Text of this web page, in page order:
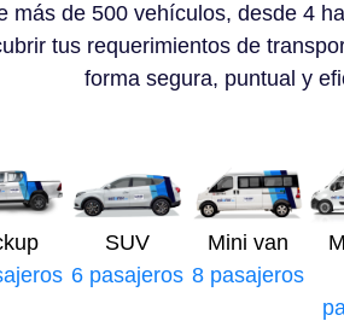
más de 500 vehículos, desde 4
tus requerimientos de
forma segura, puntual y
SUV
6 pasajeros
Mini van
8 pasajeros